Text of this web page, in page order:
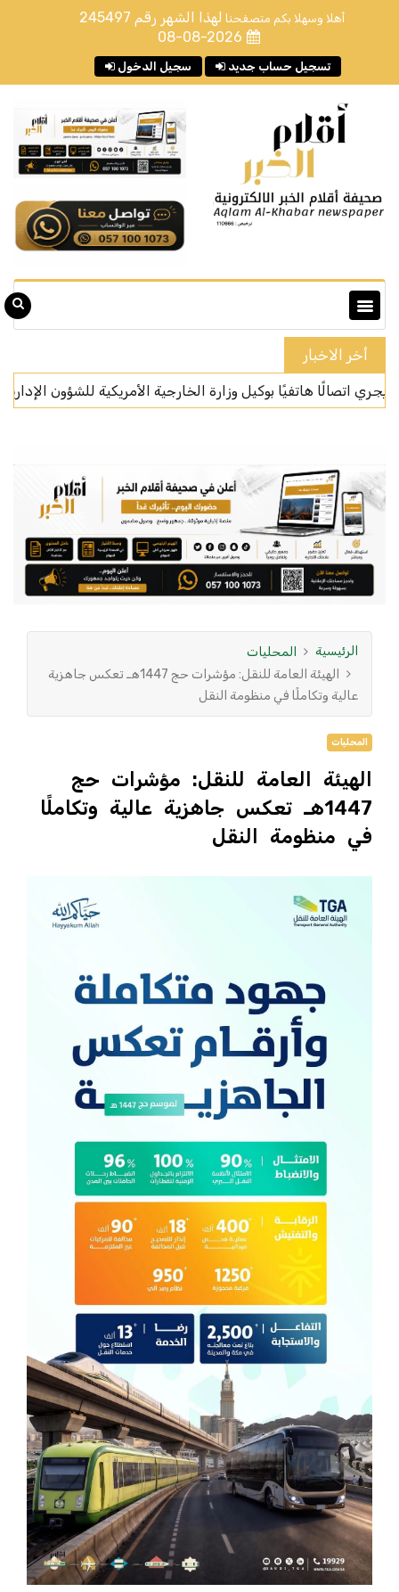
أهلا وسهلا بكم متصفحنا لهذا الشهر رقم 245497
08-08-2026
سجيل الدخول تسجيل حساب جديد
أخر الاخبار
هاتفيًا بوكيل وزارة الخارجية الأمريكية للشؤون الإدارية
الرئيسية
المحليات
الهيئة العامة للنقل: مؤشرات حج 1447هـ تعكس جاهزية
عالية وتكاملًا في منظومة النقل
المحليات
الهيئة العامة للنقل: مؤشرات حج
1447هـ تعكس جاهزية عالية وتكاملًا
في منظومة النقل